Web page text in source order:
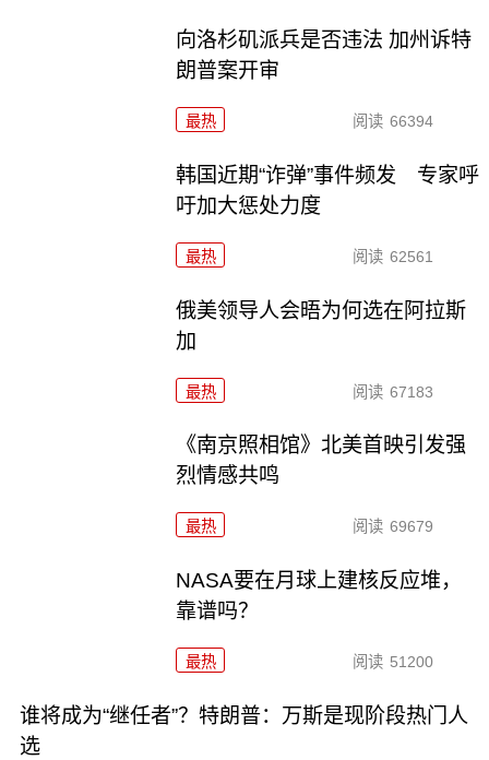
向洛杉矶派兵是否违法 加州诉特
朗普案开审
最热 阅读 66394
韩国近期“诈弹”事件频发 专家呼
吁加大惩处力度
最热 阅读 62561
俄美领导人会晤为何选在阿拉斯
加
最热 阅读 67183
《南京照相馆》北美首映引发强
烈情感共鸣
最热 阅读 69679
NASA要在月球上建核反应堆，
靠谱吗？
最热 阅读 51200
谁将成为“继任者”？特朗普：万斯是现阶段热门人
选